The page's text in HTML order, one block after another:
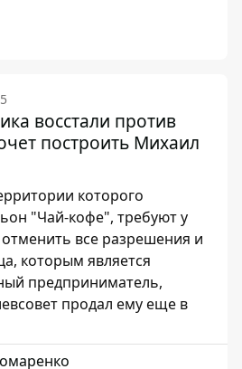
восстали против
построить Михаил
которого
"Чай-кофе", требуют у
отменить все разрешения и
которым является
предприниматель,
продал ему еще в